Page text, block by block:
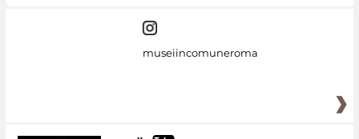
museiincomuneroma